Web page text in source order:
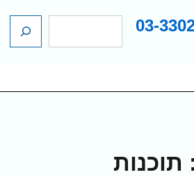
03-
תוכנות